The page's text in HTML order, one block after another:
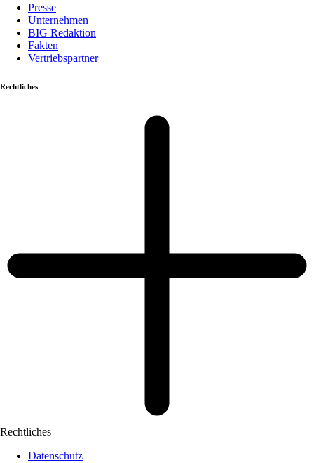
Presse
Unternehmen
BIG Redaktion
Fakten
Vertriebspartner
Rechtliches
Rechtliches
Datenschutz